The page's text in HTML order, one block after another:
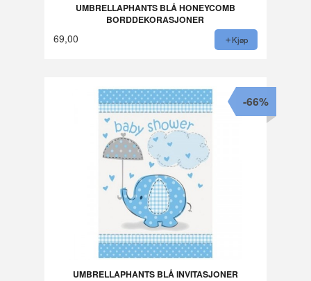
UMBRELLAPHANTS BLÅ HONEYCOMB
BORDDEKORASJONER
69,00 Kjøp
UMBRELLAPHANTS BLÅ INVITASJONER
-66%